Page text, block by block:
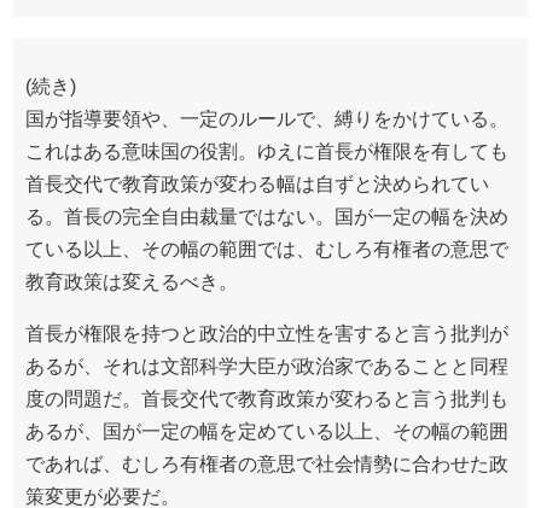
(続き)
国が指導要領や、一定のルールで、縛りをかけている。
これはある意味国の役割。ゆえに首長が権限を有しても
首長交代で教育政策が変わる幅は自ずと決められてい
る。首長の完全自由裁量ではない。国が一定の幅を決め
ている以上、その幅の範囲では、むしろ有権者の意思で
教育政策は変えるべき。
首長が権限を持つと政治的中立性を害すると言う批判が
あるが、それは文部科学大臣が政治家であることと同程
度の問題だ。首長交代で教育政策が変わると言う批判も
あるが、国が一定の幅を定めている以上、その幅の範囲
であれば、むしろ有権者の意思で社会情勢に合わせた政
策変更が必要だ。